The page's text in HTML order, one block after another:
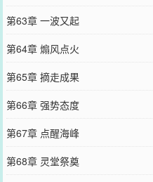
第63章 一波又起
第64章 煽风点火
第65章 摘走成果
第66章 强势态度
第67章 点醒海峰
第68章 灵堂祭奠